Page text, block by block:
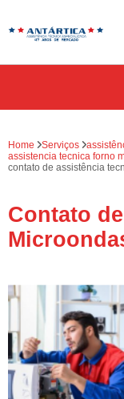
Home Serviços
assistencia tecnica forno
contato de assistência
Contato